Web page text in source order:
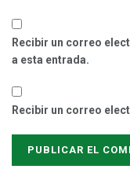
Recibir un correo
a esta entrada.
Recibir un correo